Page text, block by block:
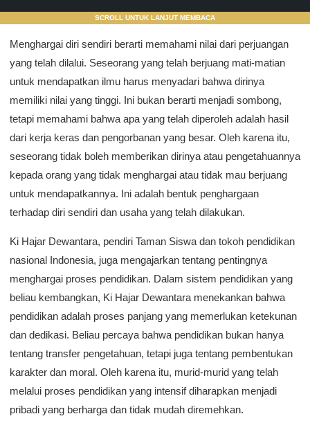
SCROLL UNTUK LANJUT MEMBACA
Menghargai diri sendiri berarti memahami nilai dari perjuangan
yang telah dilalui. Seseorang yang telah berjuang mati-matian
untuk mendapatkan ilmu harus menyadari bahwa dirinya
memiliki nilai yang tinggi. Ini bukan berarti menjadi sombong,
tetapi memahami bahwa apa yang telah diperoleh adalah hasil
dari kerja keras dan pengorbanan yang besar. Oleh karena itu,
seseorang tidak boleh memberikan dirinya atau pengetahuannya
kepada orang yang tidak menghargai atau tidak mau berjuang
untuk mendapatkannya. Ini adalah bentuk penghargaan
terhadap diri sendiri dan usaha yang telah dilakukan.
Ki Hajar Dewantara, pendiri Taman Siswa dan tokoh pendidikan
nasional Indonesia, juga mengajarkan tentang pentingnya
menghargai proses pendidikan. Dalam sistem pendidikan yang
beliau kembangkan, Ki Hajar Dewantara menekankan bahwa
pendidikan adalah proses panjang yang memerlukan ketekunan
dan dedikasi. Beliau percaya bahwa pendidikan bukan hanya
tentang transfer pengetahuan, tetapi juga tentang pembentukan
karakter dan moral. Oleh karena itu, murid-murid yang telah
melalui proses pendidikan yang intensif diharapkan menjadi
pribadi yang berharga dan tidak mudah diremehkan.